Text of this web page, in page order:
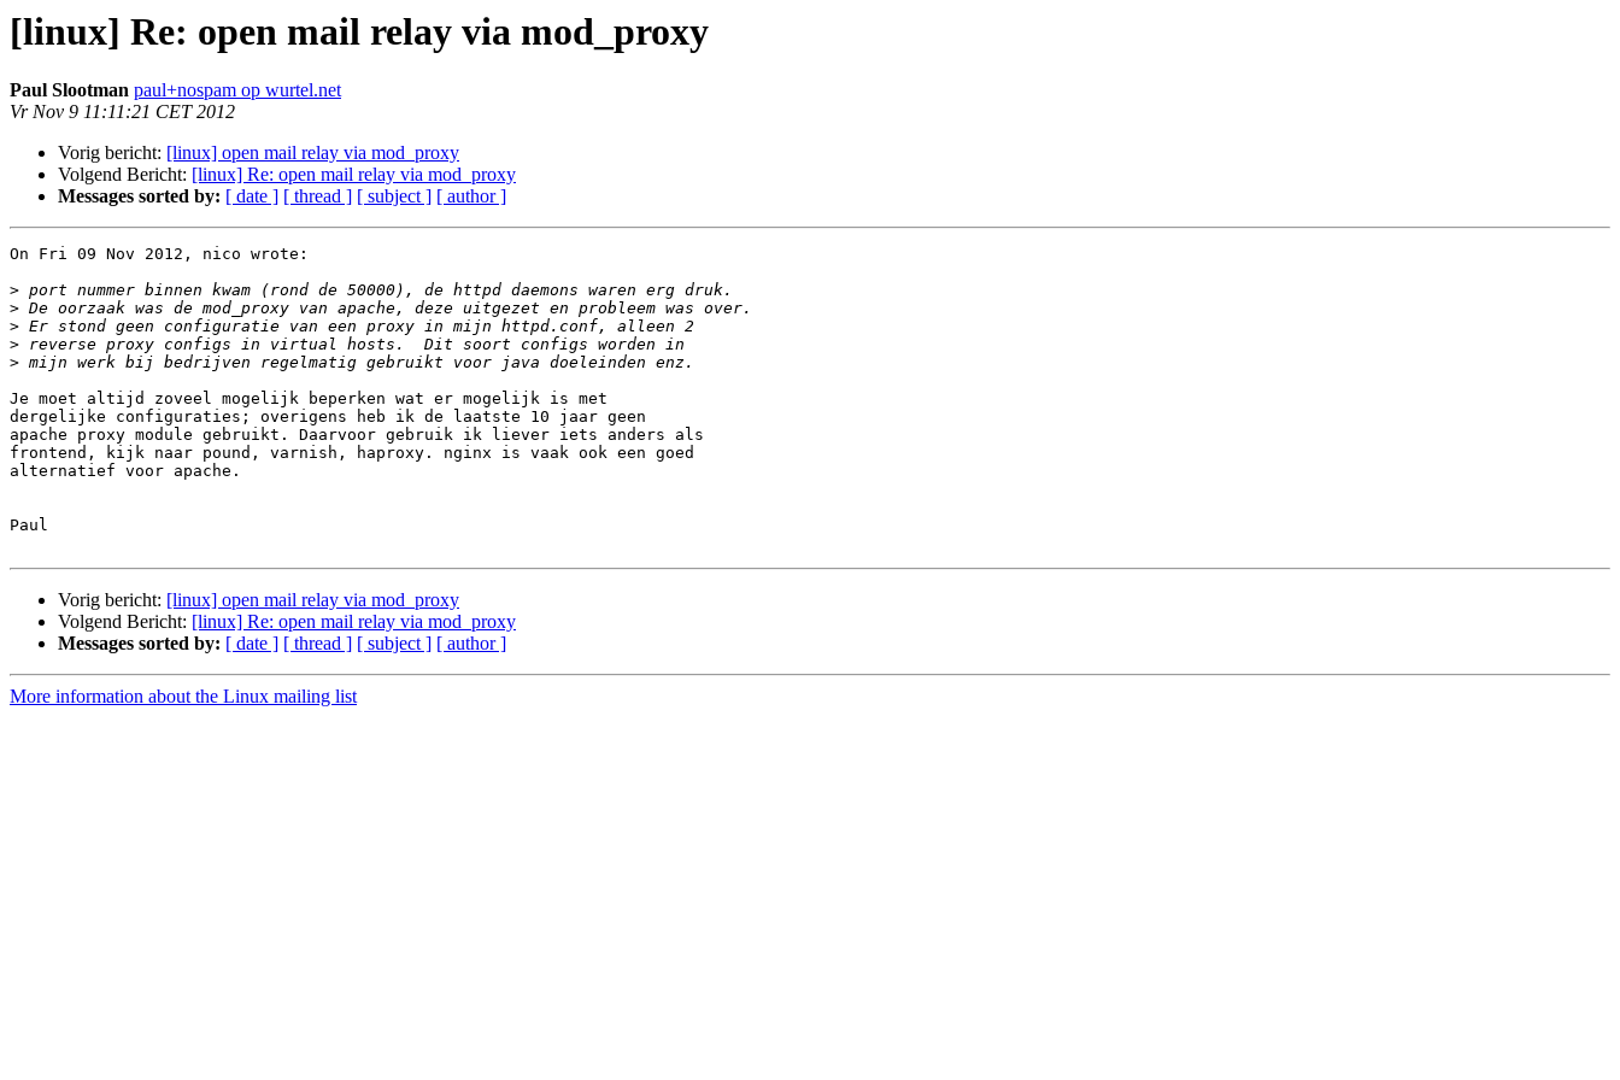
[linux] Re: open mail relay via mod_proxy
Paul Slootman paul+nospam op wurtel.net
Vr Nov 9 11:11:21 CET 2012
Vorig bericht: [linux] open mail relay via mod_proxy
Volgend Bericht: [linux] Re: open mail relay via mod_proxy
Messages sorted by: [ date ] [ thread ] [ subject ] [ author ]
On Fri 09 Nov 2012, nico wrote:
>
>
>
>
>
Je moet altijd zoveel mogelijk beperken wat er mogelijk is met
dergelijke configuraties; overigens heb ik de laatste 10 jaar geen
apache proxy module gebruikt. Daarvoor gebruik ik liever iets anders als
frontend, kijk naar pound, varnish, haproxy. nginx is vaak ook een goed
alternatief voor apache.
Paul
Vorig bericht: [linux] open mail relay via mod_proxy
Volgend Bericht: [linux] Re: open mail relay via mod_proxy
Messages sorted by: [ date ] [ thread ] [ subject ] [ author ]
More information about the Linux mailing list